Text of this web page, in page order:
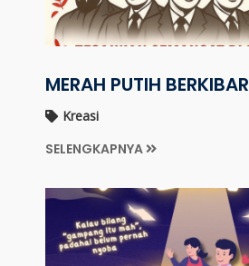
MERAH PUTIH BERKIBAR
Kreasi
SELENGKAPNYA